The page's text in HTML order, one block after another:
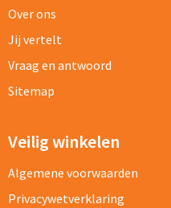
Over ons
Jij vertelt
Vraag en antwoord
Sitemap
Veilig winkelen
Algemene voorwaarden
Privacywetverklaring